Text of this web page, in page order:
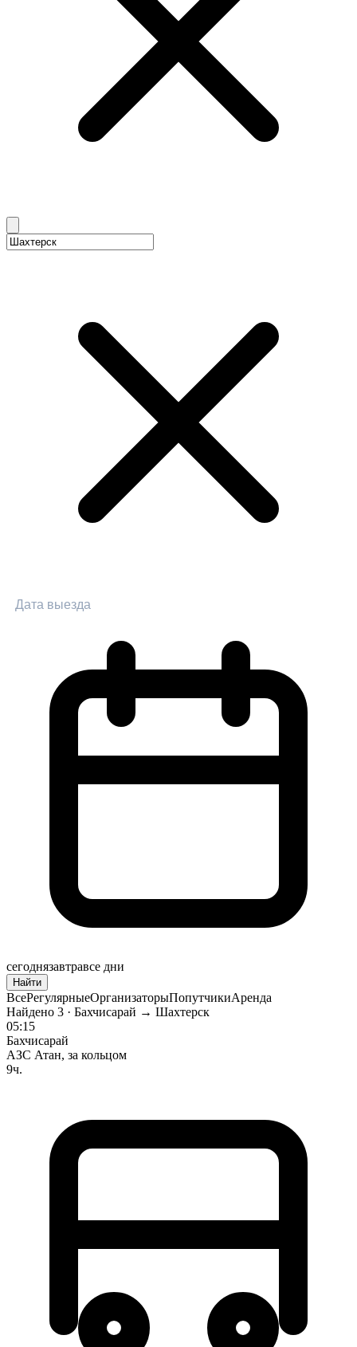
сегоднязавтравсе дни
Найти
ВсеРегулярныеОрганизаторыПопутчикиАренда
Найдено 3 · Бахчисарай → Шахтерск
05:15
Бахчисарай
АЗС Атан, за кольцом
9ч.